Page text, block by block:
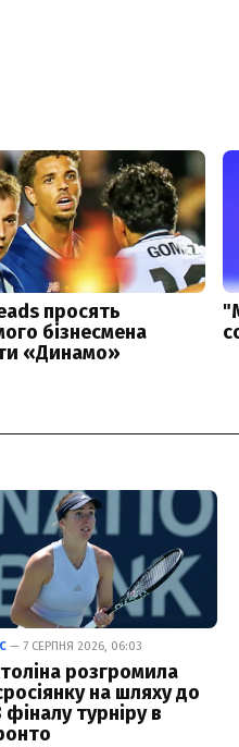
— 7 СЕРПНЯ 2026, 06:03
розгромила
на шляху до
турніру в